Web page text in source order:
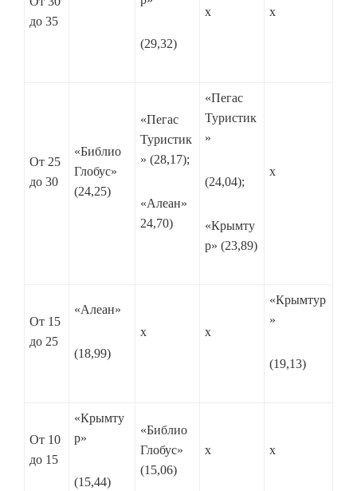
до 35
(29,32)
х х
От 25
до 30
«Библио
Гло­бус»
(24,25)
«Пегас
Туристик
» (28,17);
«Алеан»
24,70)
«Пегас
Туристик
»
(24,04);
«Крымту
р» (23,89)
х
От 15
до 25
«Алеан»
(18,99)
х х
«Крымтур
»
(19,13)
От 10
до 15
«Крымту
р»
(15,44)
«Библио
Глобус»
(15,06)
х х